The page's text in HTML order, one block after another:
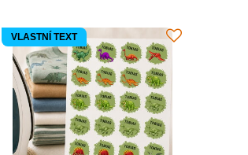
VLASTNÍ TEXT